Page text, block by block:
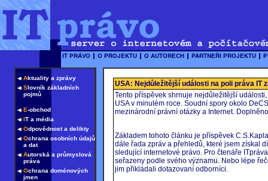
Aktuality a zprávy
Slovník základních
pojmů
E-obchod
IT a média
Odpovědnost a delikty
Ochrana osobních údajů
a dat
Autorská a průmyslová
práva
Ochrana doménových
jmen
USA: Nejdůležitější události na poli práva IT
Tento příspěvek shrnuje nejdůležitější
USA v minulém roce. Soudní spory okolo
mezinárodní právní otázky a Internet.
Základem tohoto článku je příspěvek
dále řada zpráv a přehledů, které jsem získal
sledující internetové právo. Pro čtenáře
seřazeny podle svého významu. Nebo lépe
jim přikládali dotazovaní odborníci.